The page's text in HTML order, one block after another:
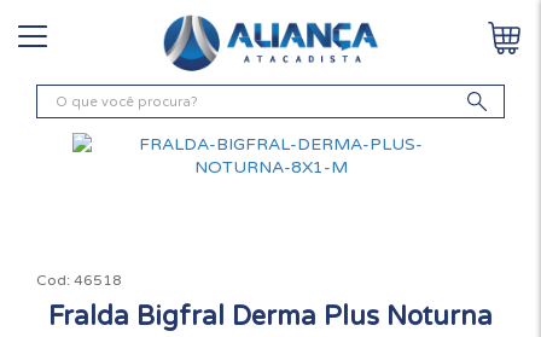
Cod: 46518
Fralda Bigfral Derma Plus Noturna